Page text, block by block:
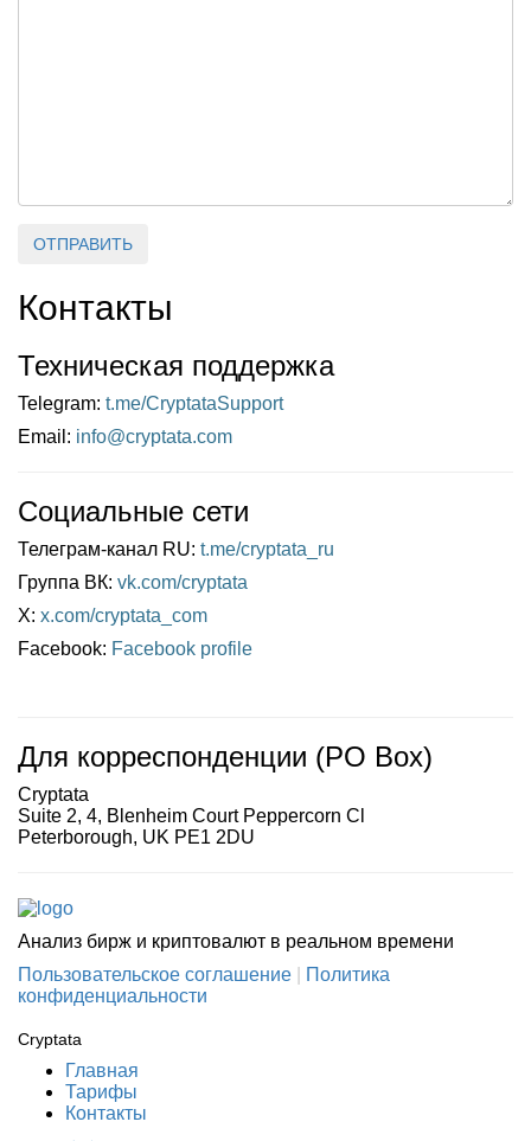
ОТПРАВИТЬ
Контакты
Техническая поддержка
Telegram: t.me/CryptataSupport
Email: info@cryptata.com
Социальные сети
Телеграм-канал RU: t.me/cryptata_ru
Группа ВК: vk.com/cryptata
X: x.com/cryptata_com
Facebook: Facebook profile
Для корреспонденции (PO Box)
Cryptata
Suite 2, 4, Blenheim Court Peppercorn Cl
Peterborough, UK PE1 2DU
Анализ бирж и криптовалют в реальном времени
Пользовательское соглашение
Политика
конфиденциальности
Cryptata
Главная
Тарифы
Контакты